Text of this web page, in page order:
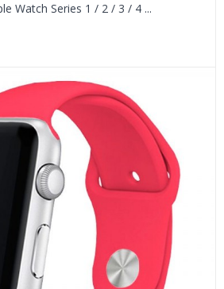
Watch Series 1 / 2 / 3 / 4 ...